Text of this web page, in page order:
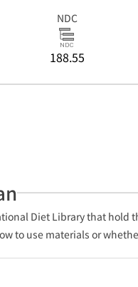
NDC
188.55
Diet Library that hold
to use materials or